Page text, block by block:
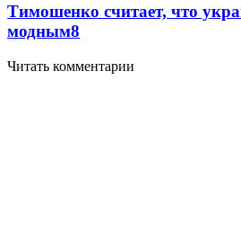
Тимошенко считает, что
модным8
Читать комментарии